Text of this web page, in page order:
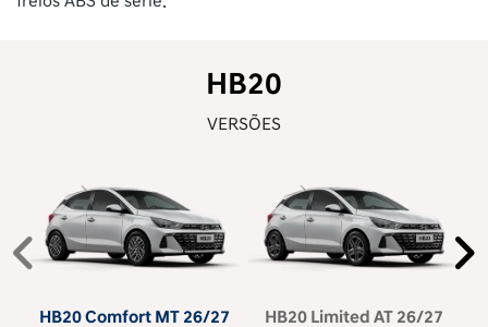
HB20
VERSÕES
HB20 Comfort MT 26/27 HB20 Limited AT 26/27
Anterior